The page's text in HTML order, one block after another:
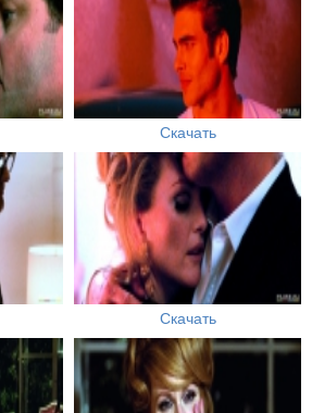
Скачать
Скачать